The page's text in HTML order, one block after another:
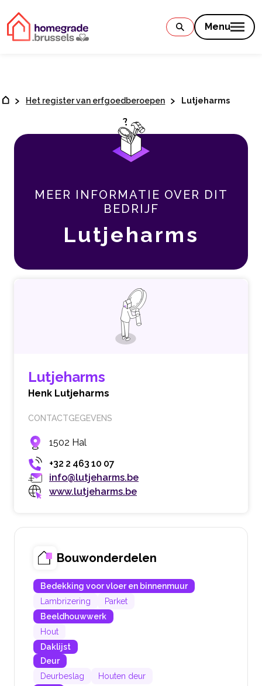
Menu
Het register van erfgoedberoepen Lutjeharms
MEER INFORMATIE OVER DIT
BEDRIJF
Lutjeharms
Lutjeharms
Henk Lutjeharms
CONTACTGEGEVENS
1502 Hal
+32 2 463 10 07
info@lutjeharms.be
www.lutjeharms.be
Bouwonderdelen
Bedekking voor vloer en binnenmuur
Lambrizering
Parket
Beeldhouwwerk
Hout
Daklijst
Deur
Deurbeslag
Houten deur